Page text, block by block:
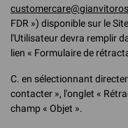
FDR ») disponible sur le
l'Utilisateur devra remplir
lien « Formulaire de
C. en sélectionnant
contacter », l'onglet «
champ « Objet ».